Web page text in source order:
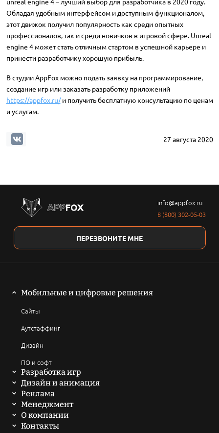
Обладая удобным интерфейсом и доступным функционалом,
этот движок получил популярность как среди опытных
профессионалов, так и среди новичков в игровой сфере. Unreal
engine 4 может стать отличным стартом в успешной карьере и
принести разработчику хорошую прибыль.
В студии AppFox можно подать заявку на программирование,
создание игр или заказать разработку приложений
https://appfox.ru/и получить бесплатную консультацию по ценам
и услугам.
27 августа 2020
info@appfox.ru
8 (800) 302-05-03
ПЕРЕЗВОНИТЕ МНЕ
Мобильные и цифровые решения
Сайты
Аутстаффинг
Дизайн
ПО и софт
Разработка игр
Мобильные игры
Компьютерные игры
Браузерные и онлайн игры
Дизайн и анимация
2D анимация
3D анимация
Мультфильмы
Реклама
SEO продвижение сайтов
ASO продвижение
Менеджмент
Написать техническое задание
О компании
История
Контакты